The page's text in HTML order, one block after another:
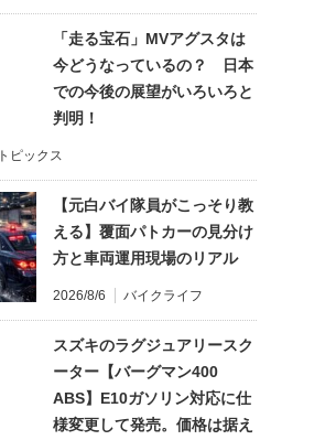
「走る宝石」MVアグスタは
今どうなっているの？ 日本
での今後の展望がいろいろと
判明！
トピックス
【元白バイ隊員がこっそり教
える】覆面パトカーの見分け
方と車両運用現場のリアル
2026/8/6 バイクライフ
スズキのラグジュアリースク
ーター【バーグマン400
ABS】E10ガソリン対応に仕
様変更して発売。価格は据え